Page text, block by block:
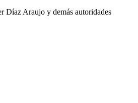
Díaz Araujo y demás autoridades